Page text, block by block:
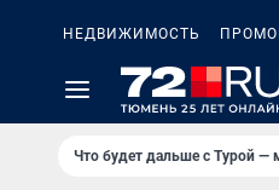
НЕДВИЖИМОСТЬ
Что будет дальше с Турой —